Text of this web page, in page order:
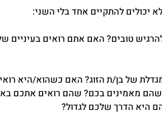
טובים? האם אתם רואים בעיניים
של בן/ת הזוג? האם כשהוא/היא
מאמינים בכם? שהם רואים אתכם
היא הדרך שלכם לגדול?